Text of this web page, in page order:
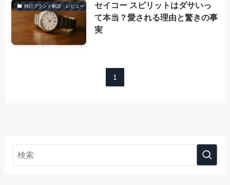
時計ブランド解説・レビュー
セイコー スピリットはダサいっ
て本当？愛される理由と驚きの事
実
1